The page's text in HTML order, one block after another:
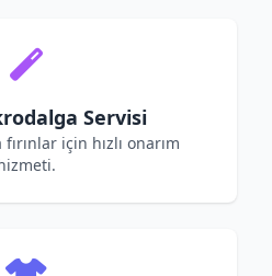
Servisi
için hızlı onarım